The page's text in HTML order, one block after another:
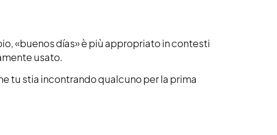
«buenos días» è più appropriato in contesti
usato.
tu stia incontrando qualcuno per la prima